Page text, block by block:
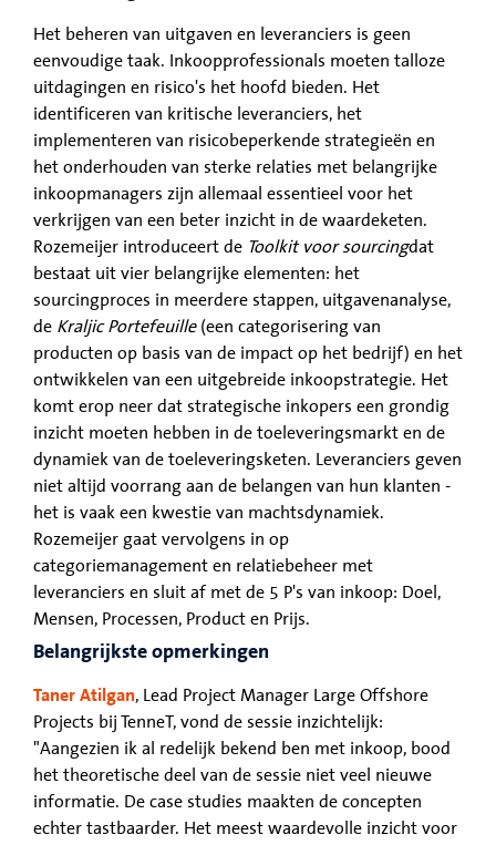
Het beheren van uitgaven en leveranciers is geen
eenvoudige taak. Inkoopprofessionals moeten talloze
uitdagingen en risico's het hoofd bieden. Het
identificeren van kritische leveranciers, het
implementeren van risicobeperkende strategieën en
het onderhouden van sterke relaties met belangrijke
inkoopmanagers zijn allemaal essentieel voor het
verkrijgen van een beter inzicht in de waardeketen.
Rozemeijer introduceert de Toolkit voor sourcingdat
bestaat uit vier belangrijke elementen: het
sourcingproces in meerdere stappen, uitgavenanalyse,
de Kraljic Portefeuille(een categorisering van
producten op basis van de impact op het bedrijf) en het
ontwikkelen van een uitgebreide inkoopstrategie. Het
komt erop neer dat strategische inkopers een grondig
inzicht moeten hebben in de toeleveringsmarkt en de
dynamiek van de toeleveringsketen. Leveranciers geven
niet altijd voorrang aan de belangen van hun klanten -
het is vaak een kwestie van machtsdynamiek.
Rozemeijer gaat vervolgens in op
categoriemanagement en relatiebeheer met
leveranciers en sluit af met de 5 P's van inkoop: Doel,
Mensen, Processen, Product en Prijs.
Belangrijkste opmerkingen
Taner Atilgan, Lead Project Manager Large Offshore
Projects bij TenneT, vond de sessie inzichtelijk:
"Aangezien ik al redelijk bekend ben met inkoop, bood
het theoretische deel van de sessie niet veel nieuwe
informatie. De case studies maakten de concepten
echter tastbaarder. Het meest waardevolle inzicht voor